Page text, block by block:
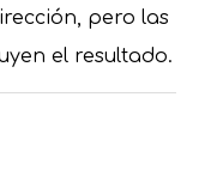
pero las
el resultado.